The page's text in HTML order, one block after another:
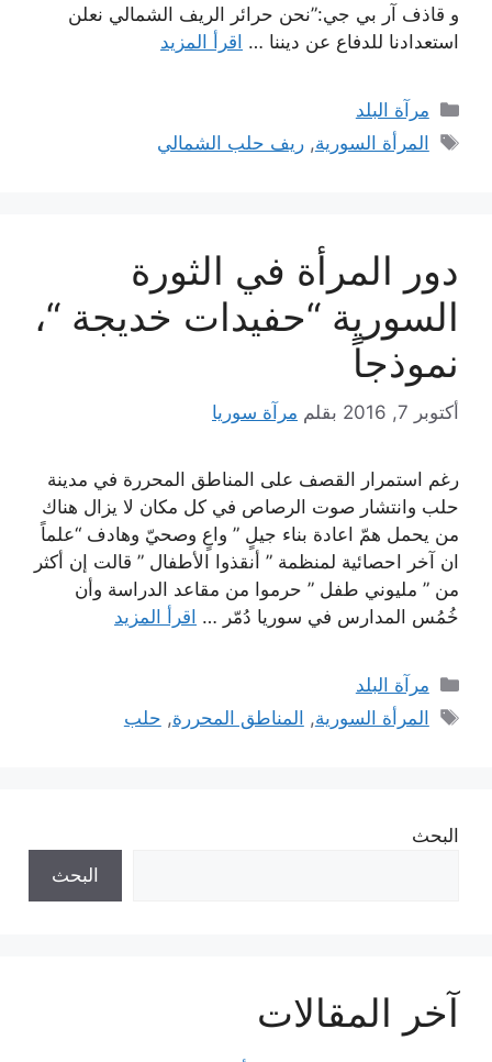
و قاذف آر بي جي:”نحن حرائر الريف الشمالي نعلن
استعدادنا للدفاع عن ديننا … اقرأ المزيد
التصنيفات
مرآة البلد
الوسوم
المرأة السورية,ريف حلب الشمالي
دور المرأة في الثورة
السورية “حفيدات خديجة “،
نموذجاً
أكتوبر 7, 2016 بقلم مرآة سوريا
رغم استمرار القصف على المناطق المحررة في مدينة
حلب وانتشار صوت الرصاص في كل مكان لا يزال هناك
من يحمل همّ اعادة بناء جيلٍ ” واعٍ وصحيّ وهادف “علماً
ان آخر احصائية لمنظمة ” أنقذوا الأطفال ” قالت إن أكثر
من ” مليوني طفل ” حرموا من مقاعد الدراسة وأن
خُمُس المدارس في سوريا دُمّر … اقرأ المزيد
التصنيفات
مرآة البلد
الوسوم
المرأة السورية, المناطق المحررة, حلب
البحث
البحث
آخر المقالات